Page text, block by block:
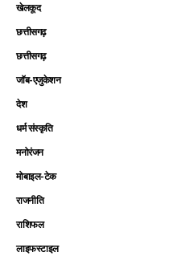
खेलकूद
छत्तीसगढ़
छत्तीसगढ़
जॉब-एजुकेशन
देश
धर्म संस्कृति
मनोरंजन
मोबाइल-टेक
राजनीति
राशिफल
लाइफस्टाइल